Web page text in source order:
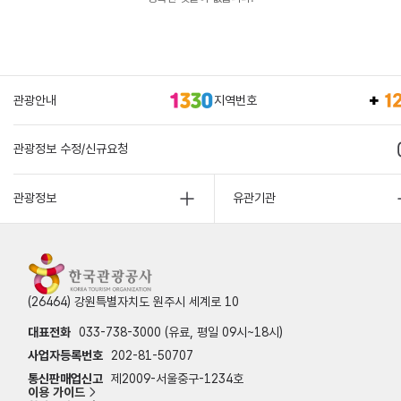
관광안내 지역번호
관광정보 수정/신규요청
관광정보 유관기관
(26464) 강원특별자치도 원주시 세계로 10
대표전화 033-738-3000 (유료, 평일 09시~18시)
사업자등록번호
202-81-50707
통신판매업신고 제2009-서울중구-1234호
이용 가이드